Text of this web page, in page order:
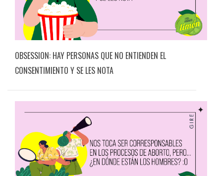
OBSESSION: HAY PERSONAS QUE NO ENTIENDEN EL
CONSENTIMIENTO Y SE LES NOTA